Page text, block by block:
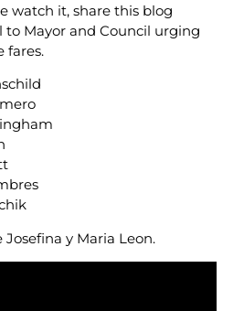
watch it, share this blog
to Mayor and Council urging
fares.
Josefina y Maria Leon.